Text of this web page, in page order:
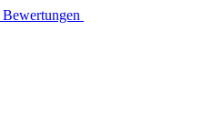
Bewertungen